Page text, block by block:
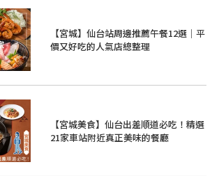
【宮城】仙台站周邊推薦午餐12選｜平
價又好吃的人氣店總整理
【宮城美食】仙台出差順道必吃！精選
21家車站附近真正美味的餐廳